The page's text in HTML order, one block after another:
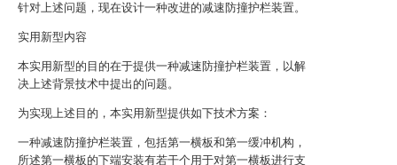
针对上述问题，现在设计一种改进的减速防撞护栏装置。
实用新型内容
本实用新型的目的在于提供一种减速防撞护栏装置，以解
决上述背景技术中提出的问题。
为实现上述目的，本实用新型提供如下技术方案：
一种减速防撞护栏装置，包括第一横板和第一缓冲机构，
所述第一横板的下端安装有若干个用于对第一横板进行支